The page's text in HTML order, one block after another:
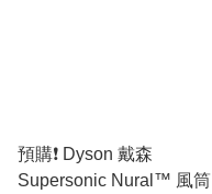
預購❗️ Dyson 戴森
Supersonic Nural™ 風筒